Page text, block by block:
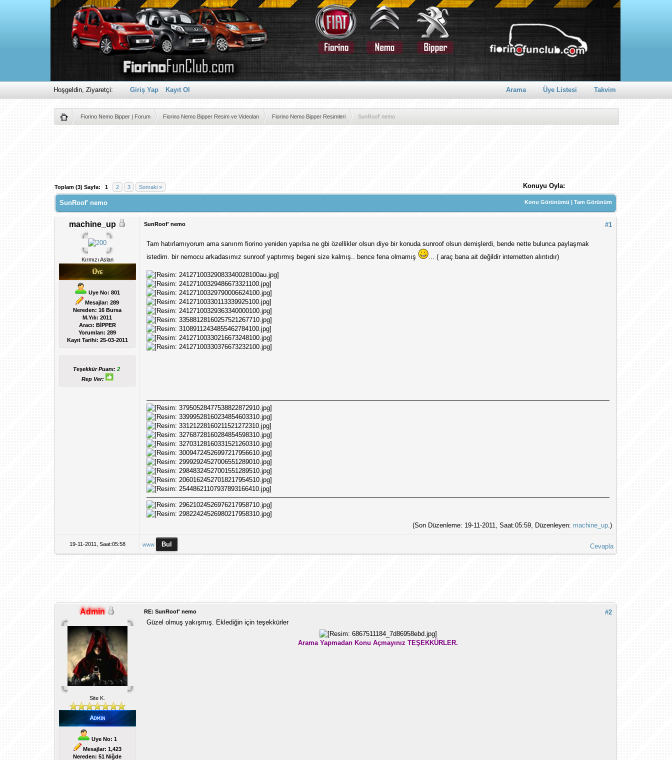
Arama Üye Listesi Takvim
Hoşgeldin, Ziyaretçi: Giriş Yap Kayıt Ol
Fiorino Nemo Bipper | Forum Fiorino Nemo Bipper Resim ve Videoları Fiorino Nemo Bipper Resimleri SunRoof' nemo
Toplam (3) Sayfa: 1 2 3 Sonraki » Konuyu Oyla:
Derecelendirme: 5/5 - 2 oy
1
2
3
4
5
Konu Görünümü |Tam Görünüm
SunRoof' nemo
machine_up
Kırmızı Aslan
Uye No: 801
Mesajlar: 289
Nereden: 16 Bursa
M.Yılı: 2011
Aracı: BİPPER
Yorumları:289
Kayıt Tarihi: 25-03-2011
Teşekkür Puanı:2
Rep Ver:
#1
SunRoof' nemo
Tam hatırlamıyorum ama sanırım fiorino yeniden yapılsa ne gbi özellikler olsun diye bir konuda sunroof olsun demişlerdi, bende nette bulunca paylaşmak
istedim. bir nemocu arkadasımız sunroof yaptırmış begeni size kalmış.. bence fena olmamış
... ( araç bana ait değildir internetten alıntıdır)
(Son Düzenleme: 19-11-2011, Saat:05:59, Düzenleyen: machine_up.)
19-11-2011, Saat:05:58 www Cevapla
Admin
Site K.
Uye No: 1
Mesajlar: 1,423
Nereden: 51 Niğde
#2
RE: SunRoof' nemo
Güzel olmuş yakışmış. Eklediğin için teşekkürler
Arama Yapmadan Konu Açmayınız TEŞEKKÜRLER.